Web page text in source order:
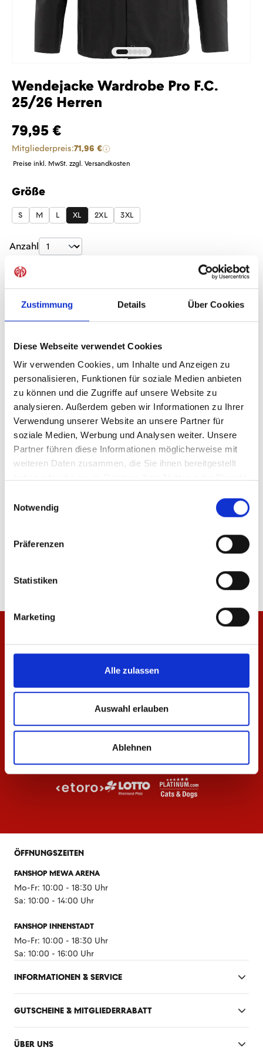
Zustimmung Details Über Cookies
Diese Webseite verwendet Cookies
Wir verwenden Cookies, um Inhalte und Anzeigen zu
personalisieren, Funktionen für soziale Medien anbieten
zu können und die Zugriffe auf unsere Website zu
analysieren. Außerdem geben wir Informationen zu Ihrer
Verwendung unserer Website an unsere Partner für
soziale Medien, Werbung und Analysen weiter. Unsere
Partner führen diese Informationen möglicherweise mit
weiteren Daten zusammen, die Sie ihnen bereitgestellt
Notwendig
Präferenzen
Statistiken
Marketing
Alle zulassen
Auswahl erlauben
Ablehnen
Wendejacke Wardrobe Pro F.C.
25/26 Herren
79,95 €
Mitgliederpreis:71,96 €
Preise inkl. MwSt. zzgl. Versandkosten
Größe
auswählen
S M L XL 2XL 3XL
Produkt Anzahl: Gib den gewünschten
Anzahl
Sofort verfügbar, Lieferzeit: 5-7 Tage
Produktdetails
ÄHNLICHE PRODUKTE
Jacke Wardrobe Pro
ÖFFNUNGSZEITEN
FANSHOP MEWA ARENA
Mo-Fr: 10:00 - 18:30 Uhr
Sa: 10:00 - 14:00 Uhr
FANSHOP INNENSTADT
Mo-Fr: 10:00 - 18:30 Uhr
Sa: 10:00 - 16:00 Uhr
INFORMATIONEN & SERVICE
GUTSCHEINE & MITGLIEDERRABATT
ÜBER UNS